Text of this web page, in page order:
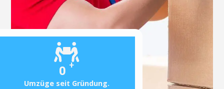
0 +
Umzüge seit Gründung.